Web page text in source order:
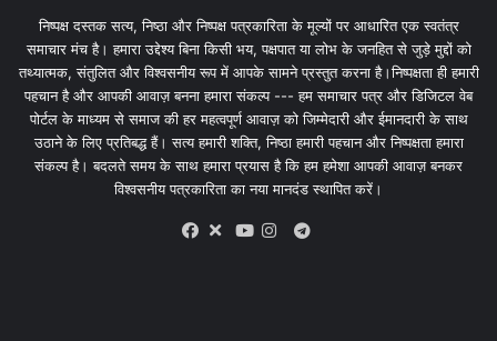
निष्पक्ष दस्तक सत्य, निष्ठा और निष्पक्ष पत्रकारिता के मूल्यों पर आधारित एक स्वतंत्र
समाचार मंच है। हमारा उद्देश्य बिना किसी भय, पक्षपात या लोभ के जनहित से जुड़े मुद्दों को
तथ्यात्मक, संतुलित और विश्वसनीय रूप में आपके सामने प्रस्तुत करना है।निष्पक्षता ही हमारी
पहचान है और आपकी आवाज़ बनना हमारा संकल्प --- हम समाचार पत्र और डिजिटल वेब
पोर्टल के माध्यम से समाज की हर महत्वपूर्ण आवाज़ को जिम्मेदारी और ईमानदारी के साथ
उठाने के लिए प्रतिबद्ध हैं। सत्य हमारी शक्ति, निष्ठा हमारी पहचान और निष्पक्षता हमारा
संकल्प है। बदलते समय के साथ हमारा प्रयास है कि हम हमेशा आपकी आवाज़ बनकर
विश्वसनीय पत्रकारिता का नया मानदंड स्थापित करें।
X
Telegram